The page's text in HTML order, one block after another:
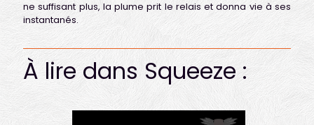
ne suffisant plus, la plume prit le relais et donna vie à ses
instantanés.
À lire dans Squeeze :